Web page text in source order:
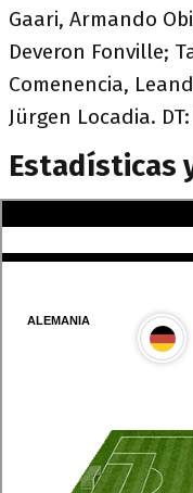
Gaari, Armando
Deveron Fonville;
Comenencia,
Jürgen Locadia.
Estadísticas